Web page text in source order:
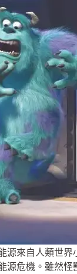
源來自人類世
源危機。雖然